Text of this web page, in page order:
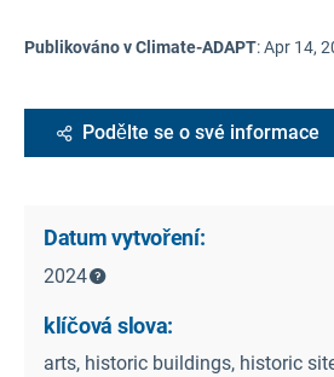
Publikováno v Climate-ADAPT:Apr 14,
Podělte se o své informace
Datum vytvoření:
2024
klíčová slova:
arts, historic buildings, historic